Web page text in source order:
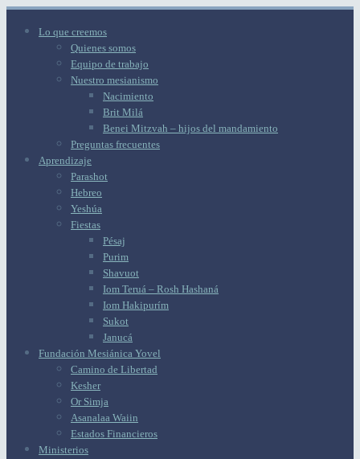
Lo que creemos
Quienes somos
Equipo de trabajo
Nuestro mesianismo
Nacimiento
Brit Milá
Benei Mitzvah – hijos del mandamiento
Preguntas frecuentes
Aprendizaje
Parashot
Hebreo
Yeshúa
Fiestas
Pésaj
Purim
Shavuot
Iom Teruá – Rosh Hashaná
Iom Hakipurím
Sukot
Janucá
Fundación Mesiánica Yovel
Camino de Libertad
Kesher
Or Simja
Asanalaa Waiin
Estados Financieros
Ministerios